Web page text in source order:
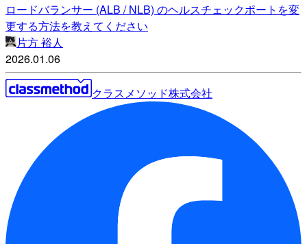
ロードバランサー (ALB / NLB) のヘルスチェックポートを変
更する方法を教えてください
片方 裕人
2026.01.06
クラスメソッド株式会社